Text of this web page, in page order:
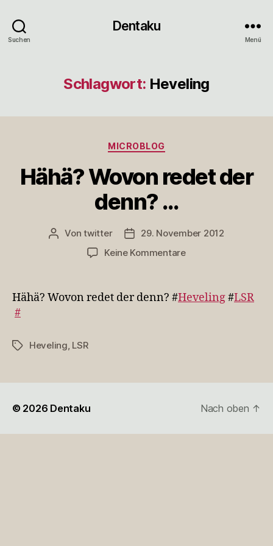
Suchen
Dentaku
Menü
Schlagwort: Heveling
Kategorien
MICROBLOG
Hähä? Wovon redet der
denn? …
Beitragsautor
Vontwitter Veröffentlichungsdatum
29. November 2012
Keine Kommentarezu
redet
der
Hähä? Wovon redet der denn? #Heveling#LSR
#
Schlagwörter
Heveling LSR
© 2026 Dentaku Nach oben ↑